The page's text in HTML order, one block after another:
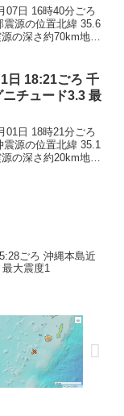
07日 16時40分ごろ
震源の位置北緯 35.6
の深さ約70km地震
京練馬...
日 18:21ごろ 千
チュード3.3 最
01日 18時21分ごろ
源の位置北緯 35.1
の深さ約20km地震
ごろ 沖縄本島近
大震度1